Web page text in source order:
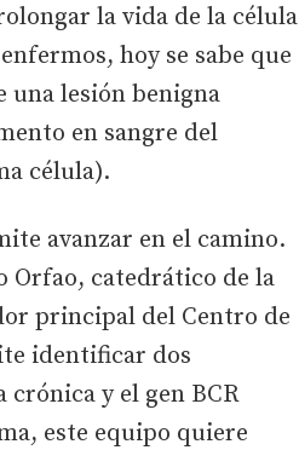
la vida de la célula
hoy se sabe que
una lesión benigna
en sangre del
célula).
avanzar en el camino.
Orfao, catedrático de la
principal del Centro de
identificar dos
y el gen BCR
este equipo quiere